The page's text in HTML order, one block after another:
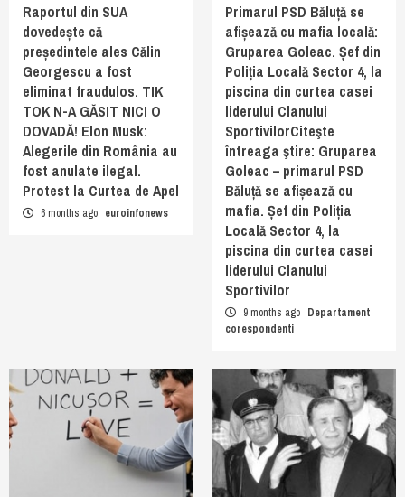
Raportul din SUA
dovedește că
președintele ales Călin
Georgescu a fost
eliminat fraudulos. TIK
TOK N-A GĂSIT NICI O
DOVADĂ! Elon Musk:
Alegerile din România au
fost anulate ilegal.
Protest la Curtea de Apel
6 months ago euroinfonews
Primarul PSD Băluță se
afișează cu mafia locală:
Gruparea Goleac. Șef din
Poliția Locală Sector 4, la
piscina din curtea casei
liderului Clanului
SportivilorCiteşte
întreaga ştire: Gruparea
Goleac – primarul PSD
Băluță se afișează cu
mafia. Șef din Poliția
Locală Sector 4, la
piscina din curtea casei
liderului Clanului
Sportivilor
9 months ago Departament
corespondenti